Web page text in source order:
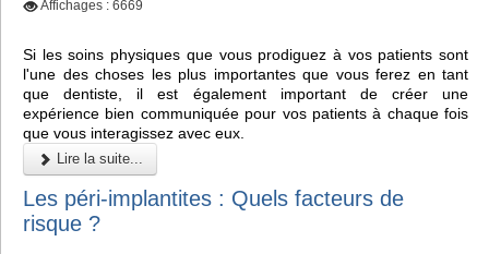
Affichages : 6669
Si les soins physiques que vous prodiguez à vos patients sont
l'une des choses les plus importantes que vous ferez en tant
que dentiste, il est également important de créer une
expérience bien communiquée pour vos patients à chaque fois
que vous interagissez avec eux.
Lire la suite...
Les péri-implantites : Quels facteurs de
risque ?